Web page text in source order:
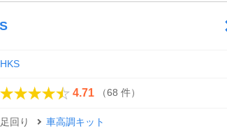
HKS
4.71 （68 件）
足回り 車高調キット